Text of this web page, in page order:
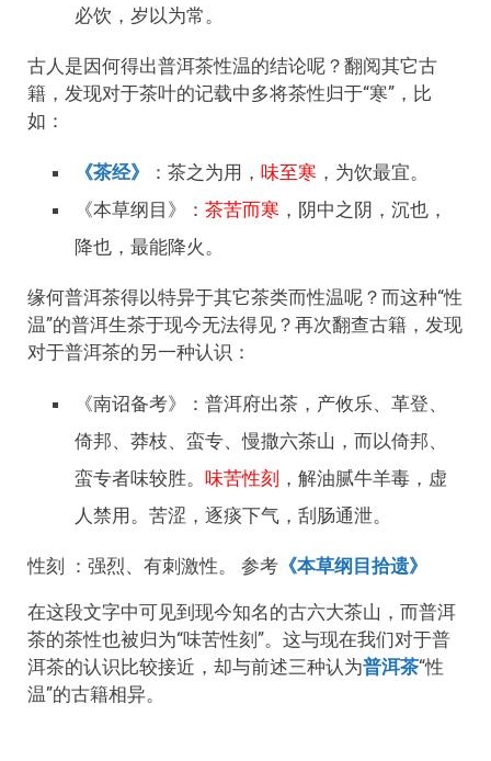
必饮，岁以为常。
古人是因何得出普洱茶性温的结论呢？翻阅其它古
籍，发现对于茶叶的记载中多将茶性归于“寒”，比
如：
《茶经》 ：茶之为用， 味至寒 ，为饮最宜。
《本草纲目》： 茶苦而寒 ，阴中之阴，沉也，
降也，最能降火。
缘何普洱茶得以特异于其它茶类而性温呢？而这种“性
温”的普洱生茶于现今无法得见？再次翻查古籍，发现
对于普洱茶的另一种认识：
《南诏备考》：普洱府出茶，产攸乐、革登、
倚邦、莽枝、蛮专、慢撒六茶山，而以倚邦、
蛮专者味较胜。 味苦性刻 ，解油腻牛羊毒，虚
人禁用。苦涩，逐痰下气，刮肠通泄。
性刻 ：强烈、有刺激性。 参考 《本草纲目拾遗》
在这段文字中可见到现今知名的古六大茶山，而普洱
茶的茶性也被归为“味苦性刻”。这与现在我们对于普
洱茶的认识比较接近，却与前述三种认为普洱茶“性
温”的古籍相异。